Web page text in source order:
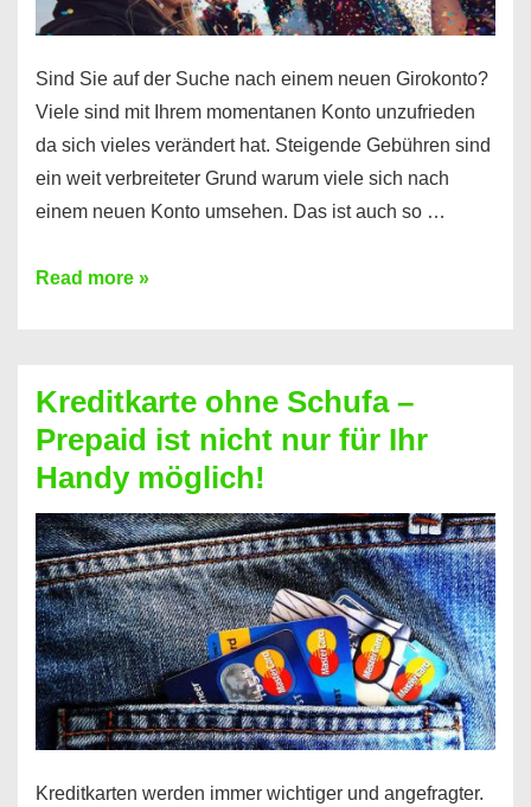
Sind Sie auf der Suche nach einem neuen Girokonto?
Viele sind mit Ihrem momentanen Konto unzufrieden
da sich vieles verändert hat. Steigende Gebühren sind
ein weit verbreiteter Grund warum viele sich nach
einem neuen Konto umsehen. Das ist auch so …
Konto
Neueröffnung
trotz
Schufaeintrag
möglich
Read more »
Kreditkarte ohne Schufa –
Prepaid ist nicht nur für Ihr
Handy möglich!
Kreditkarten werden immer wichtiger und angefragter.